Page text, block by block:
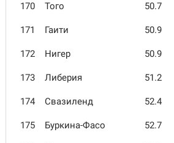
170 Того 50.7
171 Гаити 50.9
172 Нигер 50.9
173 Либерия 51.2
174 Свазиленд 52.4
175 Буркина-Фасо 52.7